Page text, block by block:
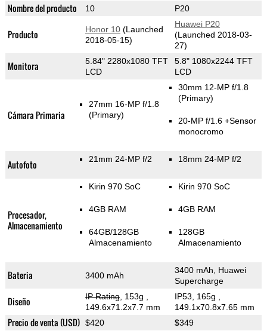
Nombre del producto 10 P20
Producto Honor 10(Launched
2018-05-15)
Huawei P20
(Launched 2018-03-
27)
Monitora
5.84" 2280x1080 TFT
LCD
5.8" 1080x2244 TFT
LCD
Cámara Primaria
27mm 16-MP f/1.8
(Primary)
30mm 12-MP f/1.8
(Primary)
20-MP f/1.6 +Sensor
monocromo
Autofoto 21mm 24-MP f/2 18mm 24-MP f/2
Procesador,
Almacenamiento
Kirin 970 SoC
4GB RAM
64GB/128GB
Almacenamiento
Kirin 970 SoC
4GB RAM
128GB
Almacenamiento
Bateria 3400 mAh
3400 mAh, Huawei
Supercharge
Diseño IP Rating, 153g
149.6x71.2x7.7 mm
IP53, 165g
149.1x70.8x7.65 mm
Precio de venta (USD) $420 $349